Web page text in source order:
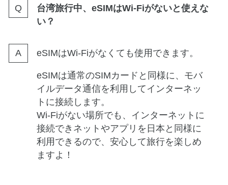
台湾旅行中、eSIMはWi-Fiがないと使えな
い？
eSIMはWi-Fiがなくても使用できます。
eSIMは通常のSIMカードと同様に、モバ
イルデータ通信を利用してインターネッ
トに接続します。
Wi-Fiがない場所でも、インターネットに
接続できネットやアプリを日本と同様に
利用できるので、安心して旅行を楽しめ
ますよ！